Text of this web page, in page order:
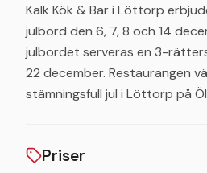
Kalk Kök & Bar i Löttorp
julbord den 6, 7, 8 och 14
julbordet serveras en 3-
22 december. Restaurangen
stämningsfull jul i Löttorp på
Priser